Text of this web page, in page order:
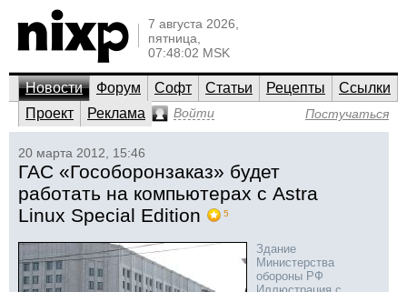
7 августа 2026,
пятница,
07:48:02 MSK
Новости Форум Софт Статьи Рецепты
Ссылки
Проект
Реклама Войти Постучаться
20 марта 2012, 15:46
ГАС «Гособоронзаказ» будет
работать на компьютерах с Astra
Linux Special Edition
5
Здание
Министерства
обороны РФ